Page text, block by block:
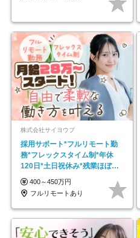
株式会社サイヨウブ
採用サポート*フルリモート勤
務*フレックスタイム制*年休
120日*土日祝休み*残業ほぼな
し*育児中社員8割以上
400～450万円
フルリモートあり